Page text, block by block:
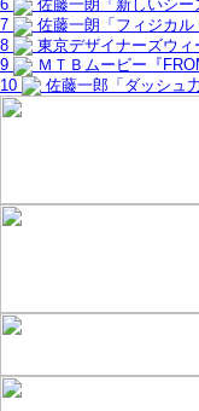
6
佐藤一朗「新しいシー
7
佐藤一朗「フィジカル
8
東京デザイナーズウ
9
ＭＴＢムービー『
10
佐藤一郎「ダッシュ